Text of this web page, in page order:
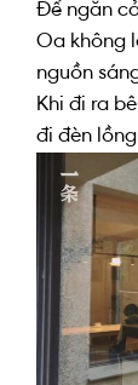
Để ngăn
Oa không
nguồn
Khi đi ra
đi đèn